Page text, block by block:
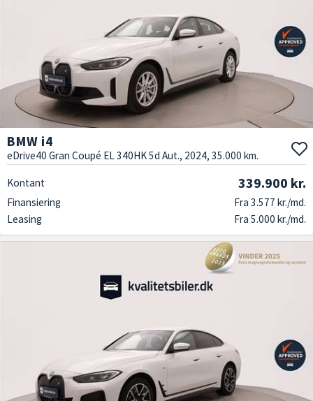
BMW i4
eDrive40 Gran Coupé EL 340HK 5d Aut., 2024, 35.000 km.
Kontant 339.900 kr.
Finansiering
Fra 3.577 kr./md.
Leasing
Fra 5.000 kr./md.